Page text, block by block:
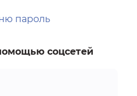
пароль
соцсетей